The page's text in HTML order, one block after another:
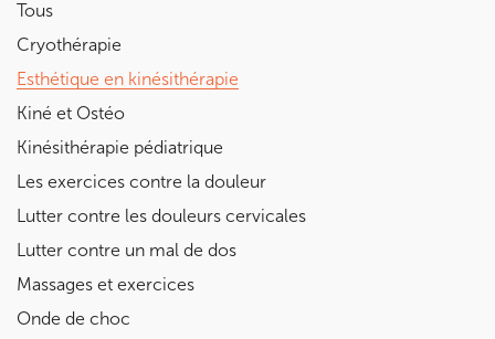
Tous
Cryothérapie
Esthétique en kinésithérapie
Kiné et Ostéo
Kinésithérapie pédiatrique
Les exercices contre la douleur
Lutter contre les douleurs cervicales
Lutter contre un mal de dos
Massages et exercices
Onde de choc